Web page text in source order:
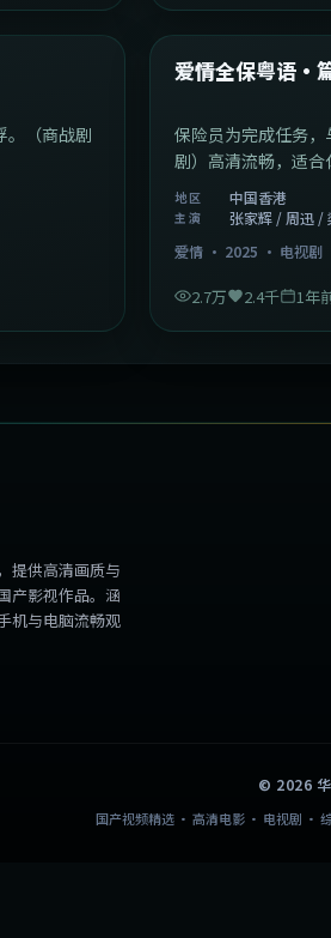
。（商战剧
最新
中国香港
爱情全保粤语·
保险员为完成任务
剧）高清流畅，适合
地区 中国香港
主演
张家辉 / 周迅 /
爱情 · 2025 · 电视剧
2.7万 2.4千 1年
提供高清画质与
产影视作品。涵
机与电脑流畅观
© 2026
国产视频精选 · 高清电影 · 电视剧 ·